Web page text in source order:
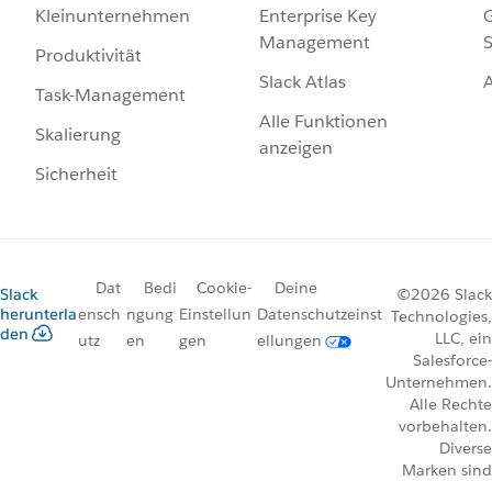
Kleinunternehmen
Produktivität
Task-Management
Skalierung
Sicherheit
Enterprise Key
Management
Slack Atlas
Alle Funktionen
anzeigen
Slack
herunterla
den
Dat
ensch
utz
Bedi
ngung
en
Cookie-
Einstellun
gen
Deine
Datenschutzeinst
ellungen
©2026 Slack
Technologies,
LLC, ein
Salesforce-
Unternehmen.
Alle Rechte
vorbehalten.
Diverse
Marken sind